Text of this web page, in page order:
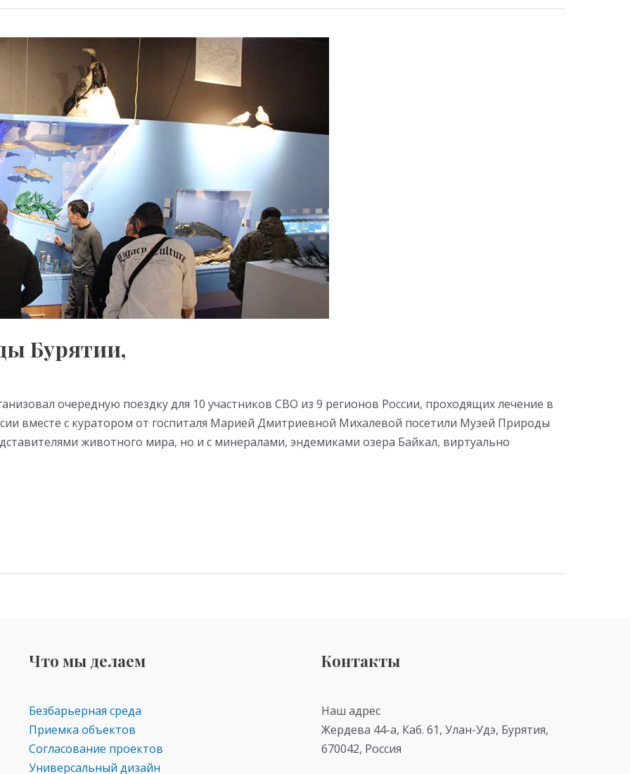
Бурятии,
очередную поездку для 10 участников СВО из 9 регионов России, проходящих лечение в
вместе с куратором от госпиталя Марией Дмитриевной Михалевой посетили Музей Природы
животного мира, но и с минералами, эндемиками озера Байкал, виртуально
Что мы делаем
Безбарьерная среда
Приемка объектов
Согласование проектов
Универсальный дизайн
Контакты
Наш адрес
Жердева 44-а, Каб. 61, Улан-Удэ, Бурятия,
670042, Россия